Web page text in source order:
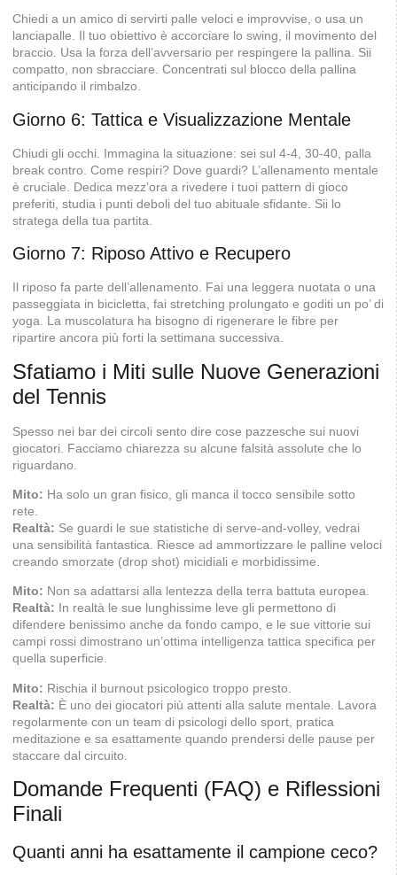
Chiedi a un amico di servirti palle veloci e improvvise, o usa un
lanciapalle. Il tuo obiettivo è accorciare lo swing, il movimento del
braccio. Usa la forza dell’avversario per respingere la pallina. Sii
compatto, non sbracciare. Concentrati sul blocco della pallina
anticipando il rimbalzo.
Giorno 6: Tattica e Visualizzazione Mentale
Chiudi gli occhi. Immagina la situazione: sei sul 4-4, 30-40, palla
break contro. Come respiri? Dove guardi? L’allenamento mentale
è cruciale. Dedica mezz’ora a rivedere i tuoi pattern di gioco
preferiti, studia i punti deboli del tuo abituale sfidante. Sii lo
stratega della tua partita.
Giorno 7: Riposo Attivo e Recupero
Il riposo fa parte dell’allenamento. Fai una leggera nuotata o una
passeggiata in bicicletta, fai stretching prolungato e goditi un po’ di
yoga. La muscolatura ha bisogno di rigenerare le fibre per
ripartire ancora più forti la settimana successiva.
Sfatiamo i Miti sulle Nuove Generazioni
del Tennis
Spesso nei bar dei circoli sento dire cose pazzesche sui nuovi
giocatori. Facciamo chiarezza su alcune falsità assolute che lo
riguardano.
Mito: Ha solo un gran fisico, gli manca il tocco sensibile sotto
rete.
Realtà: Se guardi le sue statistiche di serve-and-volley, vedrai
una sensibilità fantastica. Riesce ad ammortizzare le palline veloci
creando smorzate (drop shot) micidiali e morbidissime.
Mito: Non sa adattarsi alla lentezza della terra battuta europea.
Realtà: In realtà le sue lunghissime leve gli permettono di
difendere benissimo anche da fondo campo, e le sue vittorie sui
campi rossi dimostrano un’ottima intelligenza tattica specifica per
quella superficie.
Mito: Rischia il burnout psicologico troppo presto.
Realtà: È uno dei giocatori più attenti alla salute mentale. Lavora
regolarmente con un team di psicologi dello sport, pratica
meditazione e sa esattamente quando prendersi delle pause per
staccare dal circuito.
Domande Frequenti (FAQ) e Riflessioni
Finali
Quanti anni ha esattamente il campione ceco?